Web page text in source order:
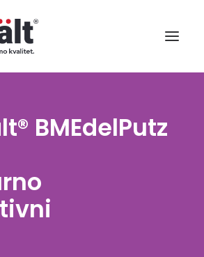
BMEdelPutz